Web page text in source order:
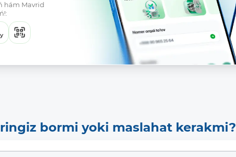
hám Mavrid
bormi yoki maslahat kerakmi?